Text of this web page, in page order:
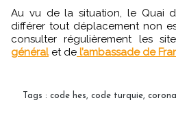
Au vu de la situation, le Quai
différer tout déplacement non
consulter régulièrement les
généralet de l’ambassade de
Tags : code hes, code turquie,